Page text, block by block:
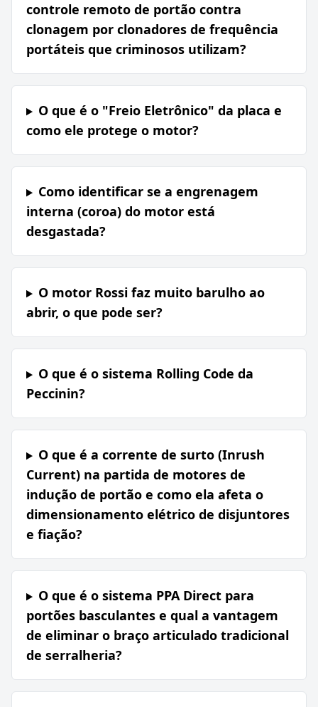
controle remoto de portão contra
clonagem por clonadores de frequência
portáteis que criminosos utilizam?
O que é o "Freio Eletrônico" da placa e
como ele protege o motor?
Como identificar se a engrenagem
interna (coroa) do motor está
desgastada?
O motor Rossi faz muito barulho ao
abrir, o que pode ser?
O que é o sistema Rolling Code da
Peccinin?
O que é a corrente de surto (Inrush
Current) na partida de motores de
indução de portão e como ela afeta o
dimensionamento elétrico de disjuntores
e fiação?
O que é o sistema PPA Direct para
portões basculantes e qual a vantagem
de eliminar o braço articulado tradicional
de serralheria?